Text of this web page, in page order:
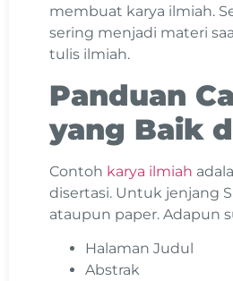
membuat karya ilmiah.
sering menjadi materi
tulis ilmiah.
Panduan
yang Baik
Contoh karya ilmiah
disertasi. Untuk jenjang
ataupun paper. Adapun
Halaman Judul
Abstrak